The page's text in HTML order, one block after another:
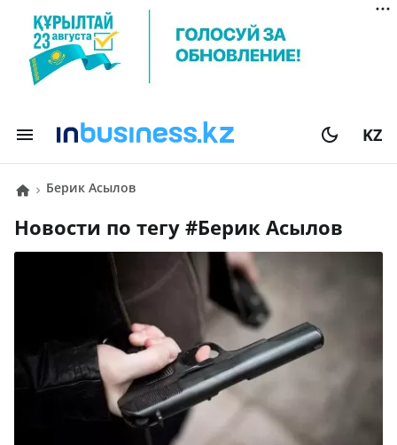
KZ
Берик Асылов
Новости по тегу # Берик Асылов